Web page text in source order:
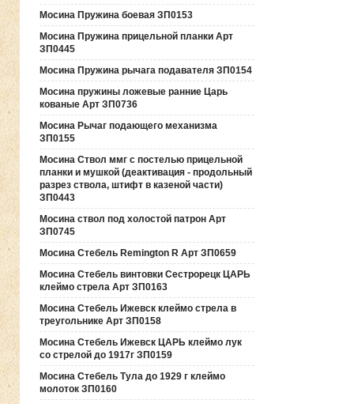
Мосина Пружина боевая ЗП0153
Мосина Пружина прицельной планки Арт
ЗП0445
Мосина Пружина рычага подавателя ЗП0154
Мосина пружины ложевые ранние Царь
кованые Арт ЗП0736
Мосина Рычаг подающего механизма
ЗП0155
Мосина Ствол ммг с постелью прицельной
планки и мушкой (деактивация - продольный
разрез ствола, штифт в казеной части)
ЗП0443
Мосина ствол под холостой патрон Арт
ЗП0745
Мосина Стебель Remington R Арт ЗП0659
Мосина Стебель винтовки Сестрорецк ЦАРЬ
клеймо стрела Арт ЗП0163
Мосина Стебель Ижевск клеймо стрела в
треугольнике Арт ЗП0158
Мосина Стебель Ижевск ЦАРЬ клеймо лук
со стрелой до 1917г ЗП0159
Мосина Стебель Тула до 1929 г клеймо
молоток ЗП0160